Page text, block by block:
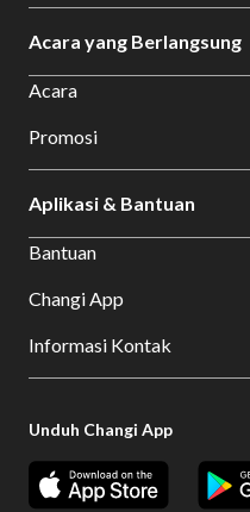
Acara yang Berlangsung
Acara
Promosi
Aplikasi & Bantuan
Bantuan
Changi App
Informasi Kontak
Unduh Changi App